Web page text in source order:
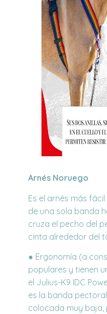
Arnés Noruego
Es el arnés más
de una sola banda
cruza el pecho del
cinta alrededor del
● Ergonomía (a
populares y tienen
el Julius-K9 IDC
es la banda
colocada muy baja,